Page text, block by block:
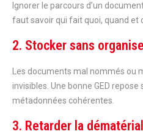
Ignorer le parcours d’un
faut savoir qui fait quoi, quand et
2. Stocker sans
Les documents mal nommés ou
invisibles. Une bonne GED
métadonnées cohérentes.
3. Retarder la